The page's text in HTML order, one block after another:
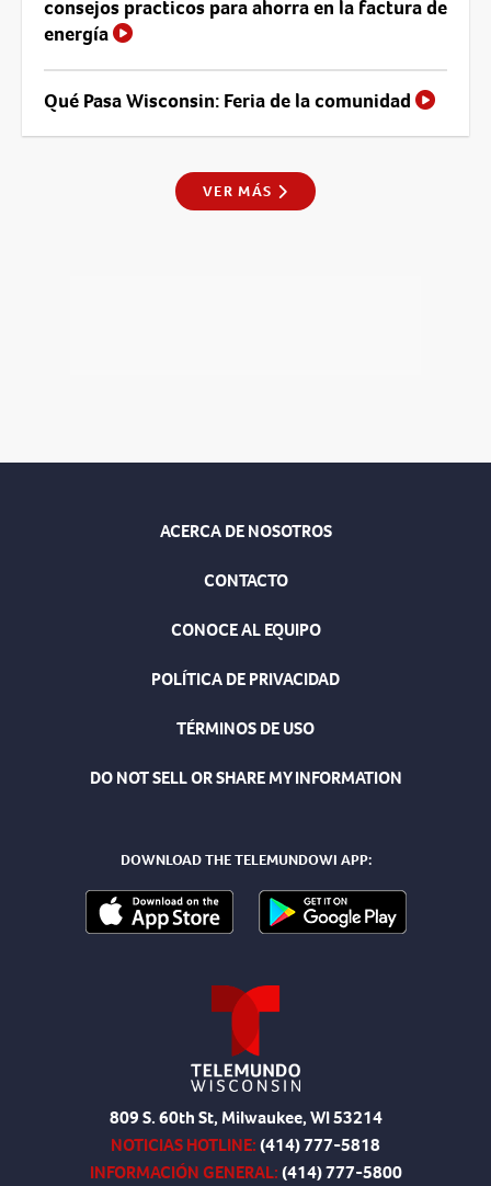
consejos practicos para ahorra en la factura de
energía
Qué Pasa Wisconsin: Feria de la comunidad
VER MÁS
ACERCA DE NOSOTROS
CONTACTO
CONOCE AL EQUIPO
POLÍTICA DE PRIVACIDAD
TÉRMINOS DE USO
DO NOT SELL OR SHARE MY INFORMATION
DOWNLOAD THE TELEMUNDOWI APP:
809 S. 60th St, Milwaukee, WI 53214
NOTICIAS HOTLINE:(414) 777-5818
INFORMACIÓN GENERAL:(414) 777-5800